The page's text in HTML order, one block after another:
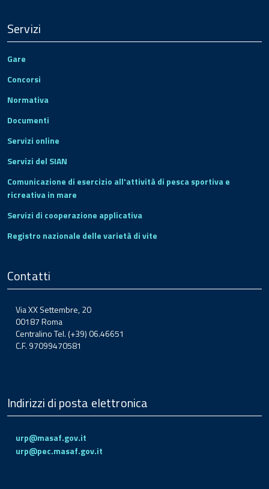
Servizi
Gare
Concorsi
Normativa
Documenti
Servizi online
Servizi del SIAN
Comunicazione di esercizio all'attività di pesca sportiva e
ricreativa in mare
Servizi di cooperazione applicativa
Registro nazionale delle varietà di vite
Contatti
Via XX Settembre, 20
00187 Roma
Centralino Tel. (+39) 06.46651
C.F. 97099470581
Indirizzi di posta elettronica
urp@masaf.gov.it
urp@pec.masaf.gov.it